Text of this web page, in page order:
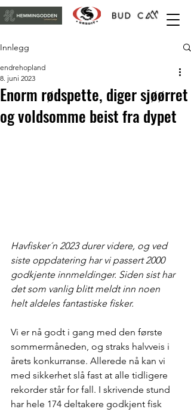
Innlegg
Enorm rødspette, diger sjøørret
og voldsomme beist fra dypet
endrehopland
8. juni 2023
Havfisker´n 2023 durer videre, og ved
siste oppdatering har vi passert 2000
godkjente innmeldinger. Siden sist har
det som vanlig blitt meldt inn noen
helt aldeles fantastiske fisker.
Vi er nå godt i gang med den første
sommermåneden, og straks halvveis i
årets konkurranse. Allerede nå kan vi
med sikkerhet slå fast at alle tidligere
rekorder står for fall. I skrivende stund
har hele 174 deltakere godkjent fisk